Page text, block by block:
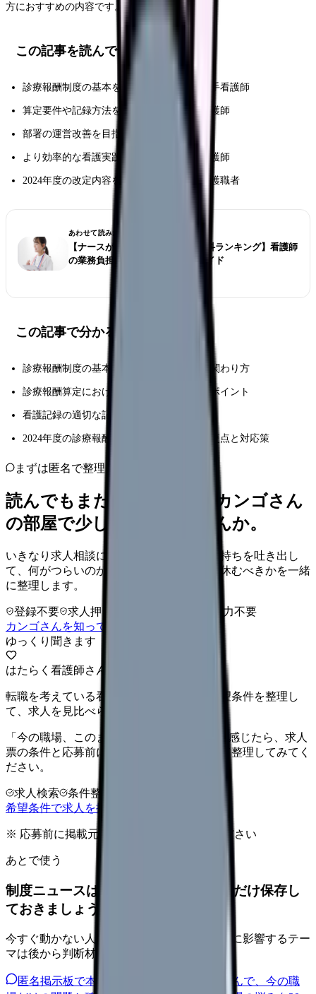
方におすすめの内容です。
この記事を読んでほしい方
診療報酬制度の基本を理解したい新人・若手看護師
算定要件や記録方法を再確認したい中堅看護師
部署の運営改善を目指す看護管理者
より効率的な看護実践を目指すベテラン看護師
2024年度の改定内容を確認したい全ての看護職者
あわせて読みたい
【ナースが選ぶ仕事が大変な診療科ランキング】看護師
の業務負担とストレス対策完全ガイド
この記事で分かること
診療報酬制度の基本的な仕組みと看護師の関わり方
診療報酬算定における具体的な実践方法とポイント
看護記録の適切な記載方法と管理システム
2024年度の診療報酬改定における重要な変更点と対応策
まずは匿名で整理
読んでもまだ苦しいなら、カンゴさん
の部屋で少し話してみませんか。
いきなり求人相談には進みません。今の気持ちを吐き出し
て、何がつらいのか、辞めるべきか、少し休むべきかを一緒
に整理します。
登録不要 求人押し売りなし
病院名は入力不要
カンゴさんを知ってから相談する
ゆっくり聞きます
はたらく看護師さん 求人
転職を考えている看護師さんへ。まずは希望条件を整理し
て、求人を見比べられます。
「今の職場、このままでいいのかな...」そう感じたら、求人
票の条件と応募前に確認したい不安を分けて整理してみてく
ださい。
求人検索 条件整理
希望条件で求人を探す
※ 応募前に掲載元の最新情報を確認してください
あとで使う
制度ニュースは、自分の職場への影響だけ保存し
ておきましょう。
今すぐ動かない人も、給与・人員・安全文化に影響するテー
マは後から判断材料になります。
匿名掲示板で本音を見る
同じ悩みの声を読んで、今の職